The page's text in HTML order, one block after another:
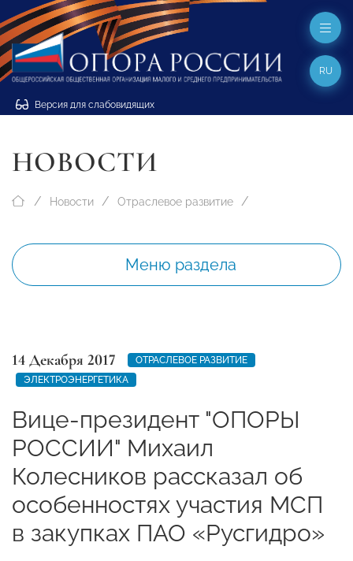
Версия для слабовидящих
RU
НОВОСТИ
Новости Отраслевое развитие
Меню раздела
14 Декабря 2017
ОТРАСЛЕВОЕ РАЗВИТИЕ
ЭЛЕКТРОЭНЕРГЕТИКА
Вице-президент "ОПОРЫ
РОССИИ" Михаил
Колесников рассказал об
особенностях участия МСП
в закупках ПАО «Русгидро»